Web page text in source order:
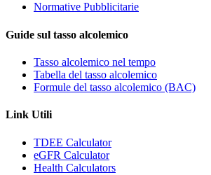
Normative Pubblicitarie
Guide sul tasso alcolemico
Tasso alcolemico nel tempo
Tabella del tasso alcolemico
Formule del tasso alcolemico (BAC)
Link Utili
TDEE Calculator
eGFR Calculator
Health Calculators